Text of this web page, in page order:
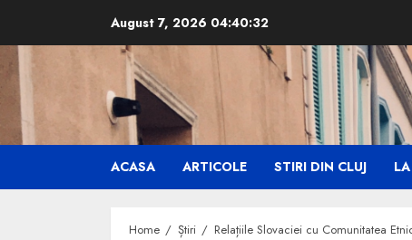
content
August 7, 2026 04:40:33
ACASA ARTICOLE STIRI DIN CLUJ
Home Știri Relațiile Slovaciei cu Comunitatea